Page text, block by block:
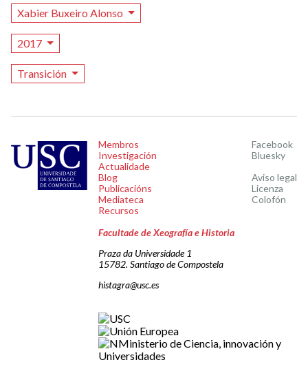
Xabier Buxeiro Alonso
2017
Transición
Membros
Investigación
Actualidade
Blog
Publicacións
Mediateca
Recursos
Facebook
Bluesky
Aviso legal
Licenza
Colofón
Facultade de Xeografía e Historia
Praza da Universidade 1
15782. Santiago de Compostela
histagra@usc.es